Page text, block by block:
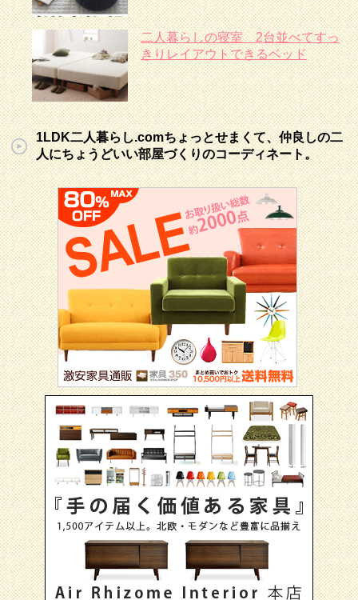
二人暮らしの寝室 2台並べてすっ
きりレイアウトできるベッド
1LDK二人暮らし.comちょっとせまくて、仲良しの二
人にちょうどいい部屋づくりのコーディネート。